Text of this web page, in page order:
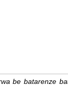
be batarenze